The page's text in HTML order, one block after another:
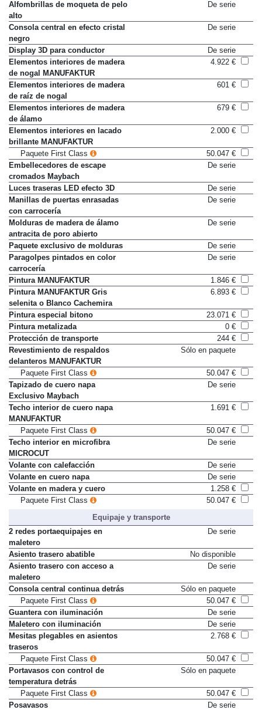
Alfombrillas de moqueta de pelo
alto
De serie
Consola central en efecto cristal
negro
De serie
Display 3D para conductor
De serie
Elementos interiores de madera
de nogal MANUFAKTUR
4.922 €
Elementos interiores de madera
de raíz de nogal
601 €
Elementos interiores de madera
de álamo
679 €
Elementos interiores en lacado
brillante MANUFAKTUR
2.000 €
Paquete First Class
50.047 €
Embellecedores de escape
cromados Maybach
De serie
Luces traseras LED efecto 3D
De serie
Manillas de puertas enrasadas
con carrocería
De serie
Molduras de madera de álamo
antracita de poro abierto
De serie
Paquete exclusivo de molduras
De serie
Paragolpes pintados en color
carrocería
De serie
Pintura MANUFAKTUR
1.846 €
Pintura MANUFAKTUR Gris
selenita o Blanco Cachemira
6.893 €
Pintura especial bitono
23.071 €
Pintura metalizada
0 €
Protección de transporte
244 €
Revestimiento de respaldos
delanteros MANUFAKTUR
Sólo en paquete
Paquete First Class
50.047 €
Tapizado de cuero napa
Exclusivo Maybach
De serie
Techo interior de cuero napa
MANUFAKTUR
1.691 €
Paquete First Class
50.047 €
Techo interior en microfibra
MICROCUT
De serie
Volante con calefacción
De serie
Volante en cuero napa
De serie
Volante en madera y cuero
1.258 €
Paquete First Class
50.047 €
Equipaje y transporte
2 redes portaequipajes en
maletero
De serie
Asiento trasero abatible
No disponible
Asiento trasero con acceso a
maletero
De serie
Consola central continua detrás
Sólo en paquete
Paquete First Class
50.047 €
Guantera con iluminación
De serie
Maletero con iluminación
De serie
Mesitas plegables en asientos
traseros
2.768 €
Paquete First Class
50.047 €
Portavasos con control de
temperatura detrás
Sólo en paquete
Paquete First Class
50.047 €
Posavasos
De serie